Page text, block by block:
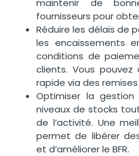
fournisseurs pour
Réduire les délais de
les encaissements
conditions de
clients. Vous
rapide via des
Optimiser la
niveaux de stocks
de l’activité. Une
permet de libérer
et d’améliorer le BFR.